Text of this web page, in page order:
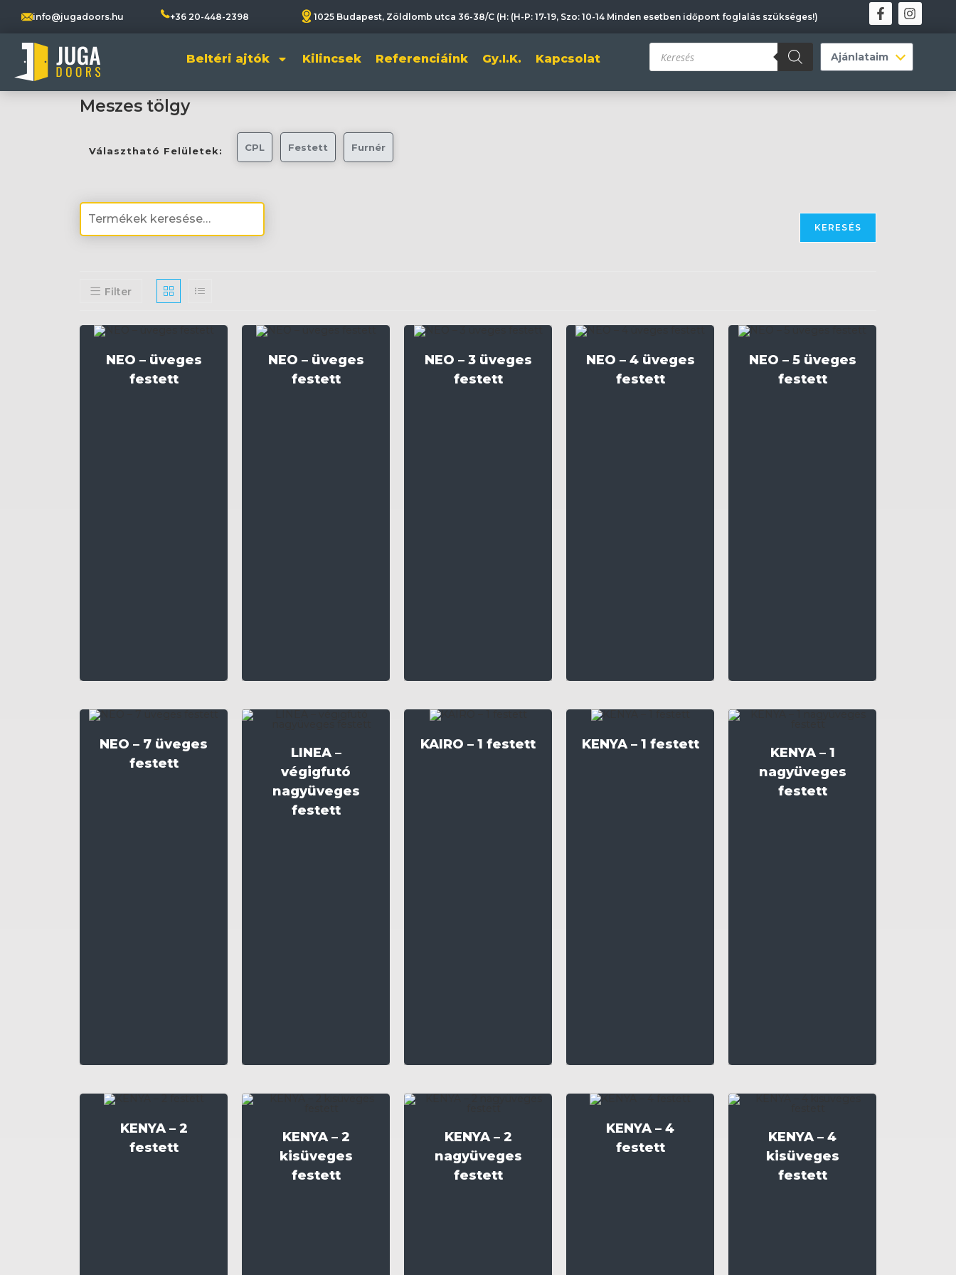
info@jugadoors.hu +36 20-448-2398 1025 Budapest, Zöldlomb utca 36-38/C (H: (H-P: 17-19, Szo: 10-14 Minden esetben időpont foglalás szükséges!)
Beltéri ajtók Kilincsek Referenciáink Gy.I.K. Kapcsolat
Meszes tölgy
Választható Felületek: CPL Festett Furnér
KERESÉS
Filter
NEO – üveges
festett
NEO – üveges
festett
NEO – 3 üveges
festett
NEO – 4 üveges
festett
NEO – 5 üveges
festett
NEO – 7 üveges
festett
LINEA –
végigfutó
nagyüveges
festett
KAIRO – 1 festett KENYA – 1 festett
KENYA – 1
nagyüveges
festett
KENYA – 2
festett
KENYA – 2
kisüveges
festett
KENYA – 2
nagyüveges
festett
KENYA – 4
festett
KENYA – 4
kisüveges
festett